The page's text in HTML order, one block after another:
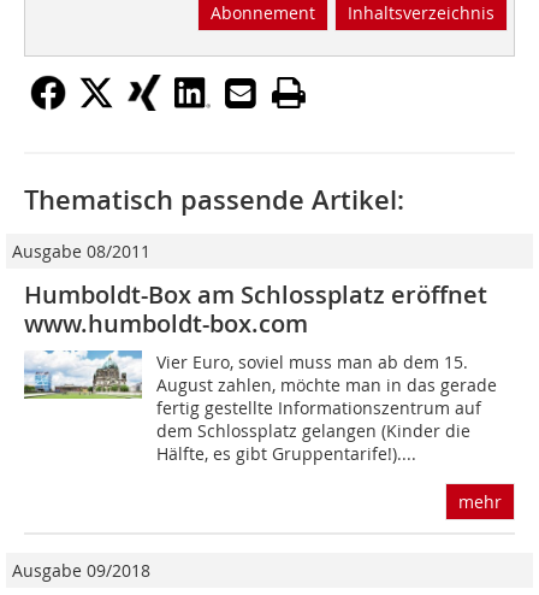
Abonnement Inhaltsverzeichnis
Thematisch passende Artikel:
Ausgabe 08/2011
Humboldt-Box am Schlossplatz eröffnet
www.humboldt-box.com
Vier Euro, soviel muss man ab dem 15.
August zahlen, möchte man in das gerade
fertig gestellte Informationszentrum auf
dem Schlossplatz gelangen (Kinder die
Hälfte, es gibt Gruppentarife!)....
mehr
Ausgabe 09/2018